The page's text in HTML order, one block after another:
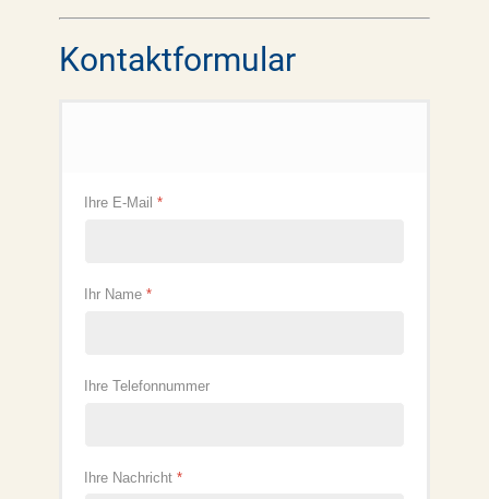
Kontaktformular
Ihre E-Mail *
Ihr Name *
Ihre Telefonnummer
Ihre Nachricht *